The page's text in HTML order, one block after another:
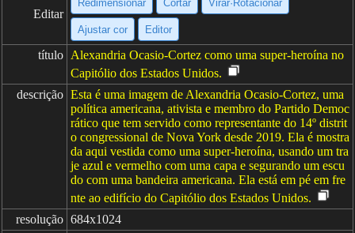
Editar
Redimensionar Cortar Virar·Rotacionar
Ajustar cor Editor
título Alexandria Ocasio-Cortez como uma super-heroína no
Capitólio dos Estados Unidos.
descrição Esta é uma imagem de Alexandria Ocasio-Cortez, uma
política americana, ativista e membro do Partido Democ
rático que tem servido como representante do 14º distrit
o congressional de Nova York desde 2019. Ela é mostra
da aqui vestida como uma super-heroína, usando um tra
je azul e vermelho com uma capa e segurando um escu
do com uma bandeira americana. Ela está em pé em fre
nte ao edifício do Capitólio dos Estados Unidos.
resolução 684x1024